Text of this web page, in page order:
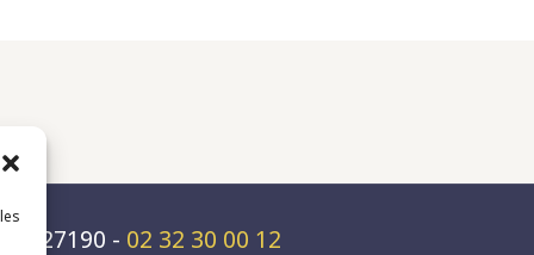
- 27190 - 02 32 30 00 12